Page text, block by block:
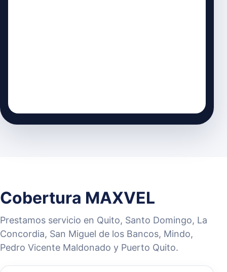
Cobertura MAXVEL
Prestamos servicio en Quito, Santo Domingo, La
Concordia, San Miguel de los Bancos, Mindo,
Pedro Vicente Maldonado y Puerto Quito.